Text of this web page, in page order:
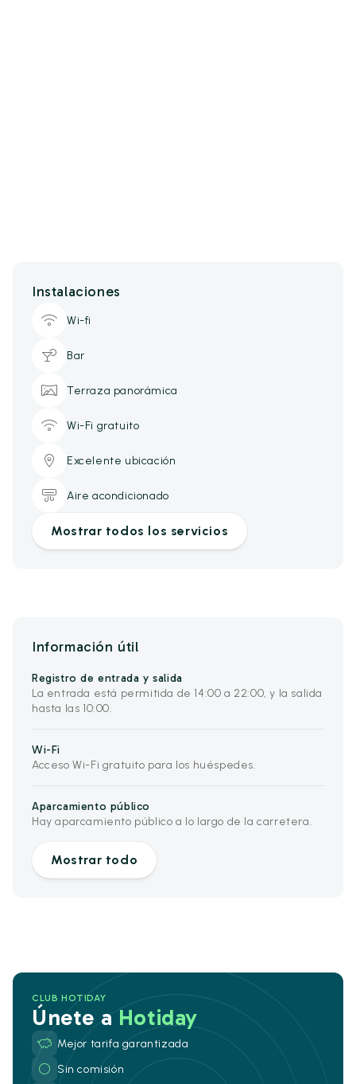
Instalaciones
Wi-fi
Bar
Terraza panorámica
Wi-Fi gratuito
Excelente ubicación
Aire acondicionado
Mostrar todos los servicios
Información útil
Registro de entrada y salida
La entrada está permitida de 14:00 a 22:00, y la salida
hasta las 10:00.
Wi-Fi
Acceso Wi-Fi gratuito para los huéspedes.
Aparcamiento público
Hay aparcamiento público a lo largo de la carretera.
Mostrar todo
CLUB HOTIDAY
Únete aHotiday
Mejor tarifa garantizada
Sin comisión